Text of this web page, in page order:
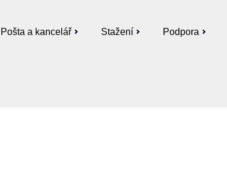
Pošta a kancelář Stažení Podpora